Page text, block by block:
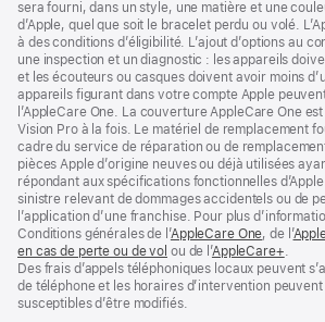
sera fourni, dans un style, une matière et une
d’Apple, quel que soit le bracelet perdu ou volé.
à des conditions d’éligibilité. L’ajout d’options au
une inspection et un diagnostic : les appareils
et les écouteurs ou casques doivent avoir moins
appareils figurant dans votre compte Apple
l’AppleCare One. La couverture AppleCare One
Vision Pro à la fois. Le matériel de remplacement
cadre du service de réparation ou de
pièces Apple d’origine neuves ou déjà utilisées
répondant aux spécifications fonctionnelles
sinistre relevant de dommages accidentels ou de
l’application d’une franchise. Pour plus
Conditions générales de l’AppleCare One, de l’
en cas de perte ou de vol ou de l’AppleCare+.
Des frais d’appels téléphoniques locaux peuvent
de téléphone et les horaires d’intervention
susceptibles d’être modifiés.